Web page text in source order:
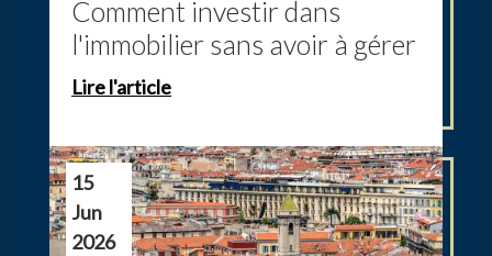
Comment investir dans
l'immobilier sans avoir à gérer
de locataires,...
Lire l'article
15
Jun
2026